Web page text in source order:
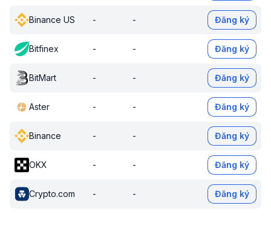
Binance US - - Đăng ký
Bitfinex - - Đăng ký
BitMart - - Đăng ký
Aster - - Đăng ký
Binance - - Đăng ký
OKX - - Đăng ký
Crypto.com - - Đăng ký